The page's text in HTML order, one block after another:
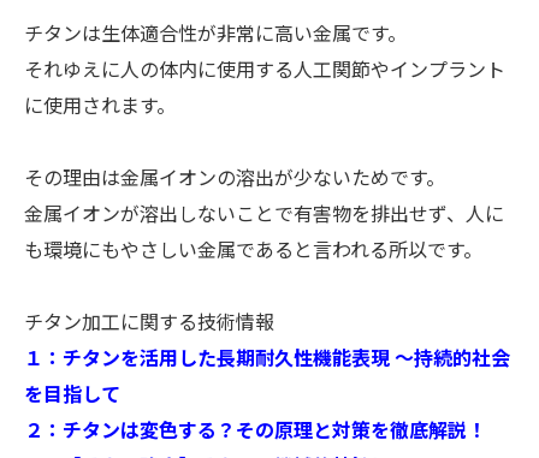
チタンは生体適合性が非常に高い金属です。
それゆえに人の体内に使用する人工関節やインプラント
に使用されます。
その理由は金属イオンの溶出が少ないためです。
金属イオンが溶出しないことで有害物を排出せず、人に
も環境にもやさしい金属であると言われる所以です。
チタン加工に関する技術情報
１：チタンを活用した長期耐久性機能表現 ～持続的社会
を目指して
２：チタンは変色する？その原理と対策を徹底解説！